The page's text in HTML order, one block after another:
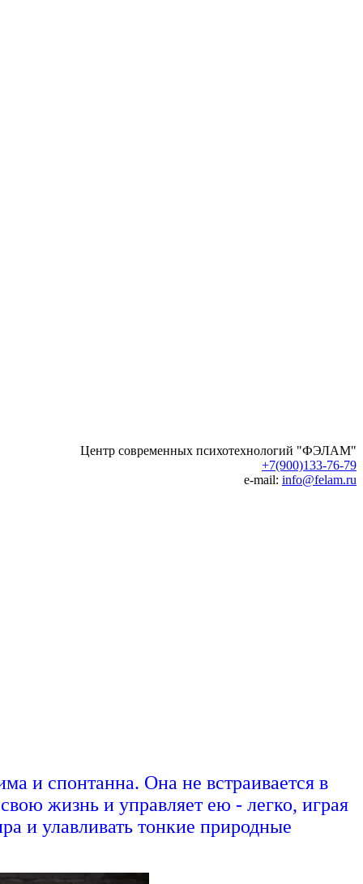
Центр современных психотехнологий "ФЭЛАМ"
+7(900)133-76-79
e-mail: info@felam.ru
и спонтанна. Она не встраивается в
жизнь и управляет ею - легко, играя
и улавливать тонкие природные